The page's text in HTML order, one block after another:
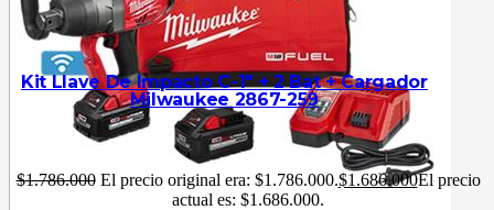
Kit Llave De Impacto C-1″ + 2 Bat + Cargador
Milwaukee 2867-259
$1.786.000 El precio original era: $1.786.000.$1.686.000El precio
actual es: $1.686.000.